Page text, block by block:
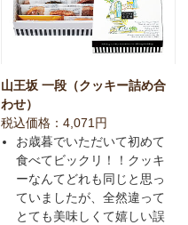
山王坂 一段（クッキー詰め合
わせ）
税込価格：4,071円
お歳暮でいただいて初めて
食べてビックリ！！クッキ
ーなんてどれも同じと思っ
ていましたが、全然違って
とても美味しくて嬉しい誤